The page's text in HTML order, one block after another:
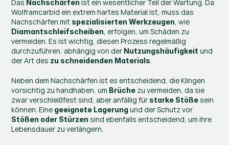
Das Nachschärfen ist ein wesentlicher Teil der Wartung. Da
Wolframcarbid ein extrem hartes Material ist, muss das
Nachschärfen mit spezialisierten Werkzeugen
Diamantschleifscheiben , erfolgen, um Schäden zu
vermeiden. Es ist wichtig, diesen Prozess regelmäßig
durchzuführen, abhängig von der Nutzungshäufigkeit und
der Art des zu schneidenden Materials
Neben dem Nachschärfen ist es entscheidend, die Klingen
vorsichtig zu handhaben, um Brüche zu vermeiden, da sie
zwar verschleißfest sind, aber anfällig für starke Stöße sein
können. Eine geeignete Lagerung
Stößen oder Stürzen sind ebenfalls entscheidend, um ihre
Lebensdauer zu verlängern.